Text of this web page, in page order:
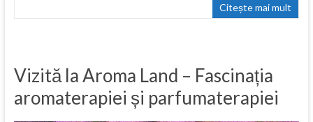
Citește mai mult
Vizită la Aroma Land – Fascinația
aromaterapiei și parfumaterapiei